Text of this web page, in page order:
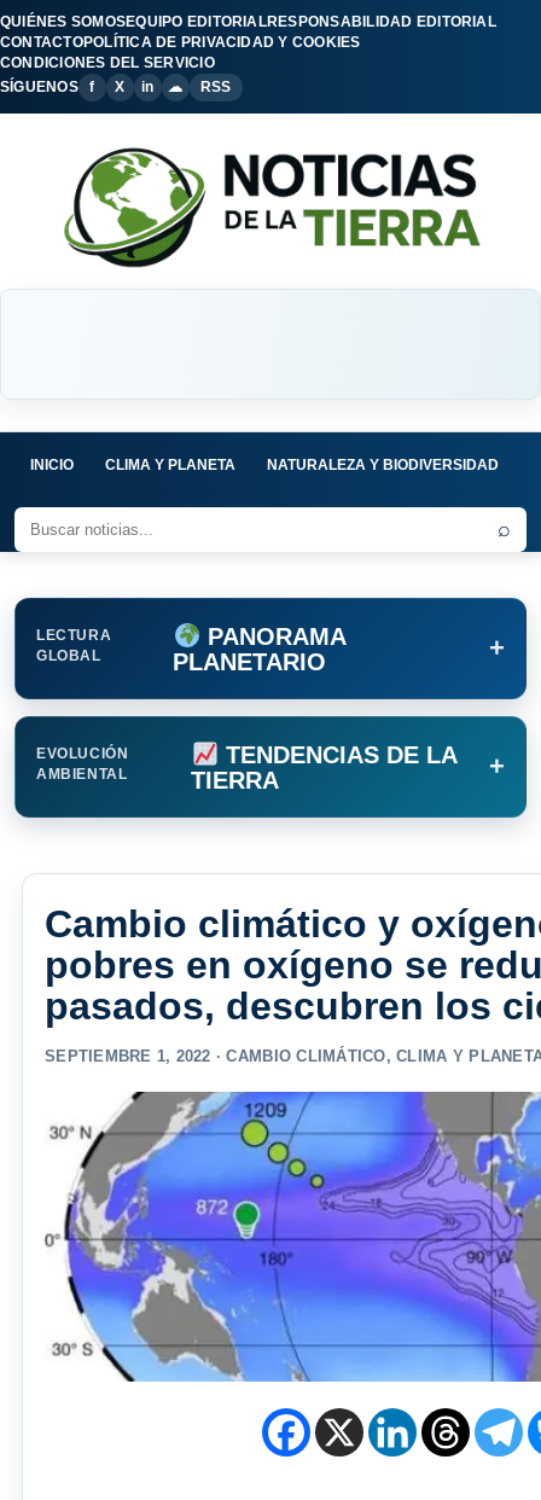
QUIÉNES SOMOSEQUIPO EDITORIALRESPONSABILIDAD EDITORIAL
CONTACTOPOLÍTICA DE PRIVACIDAD Y COOKIES
CONDICIONES DEL SERVICIO
SÍGUENOS
f X in ☁ RSS
INICIO CLIMA Y PLANETA NATURALEZA Y BIODIVERSIDAD
⌕
LECTURA
GLOBAL
PANORAMA
PLANETARIO
+
EVOLUCIÓN
AMBIENTAL
TENDENCIAS DE LA
TIERRA
+
Cambio climático y
pobres en oxígeno se
pasados, descubren los
SEPTIEMBRE 1, 2022 ·CAMBIO CLIMÁTICO,CLIMA Y